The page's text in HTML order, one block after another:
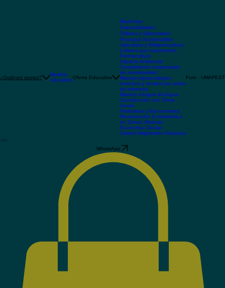
Modelo
Maestrías
Especialidades
Talleres y Diplomados
Finanzas Sustentables
Apicultura y Meliponicultura
Líderes que trascienden
Permacultura
Impacto Ambiental
Cumplimiento empresarial
de normatividad
Manejo Agroecológico
Avances y tendencias sobre
los sistemas
Manejo Integral del Agua
Construcción con Tierra
Cruda
Herbolaria y Biocosmética
Restauración Ecosistémica
en Zonas Urbanas
Economía Circular
WhatsApp